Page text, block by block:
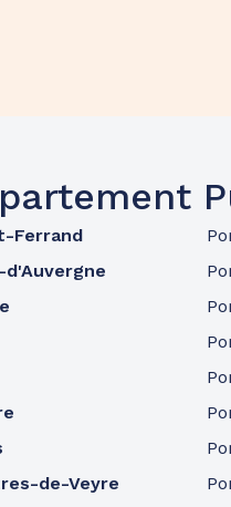
Ferrand
d'Auvergne
de-Veyre